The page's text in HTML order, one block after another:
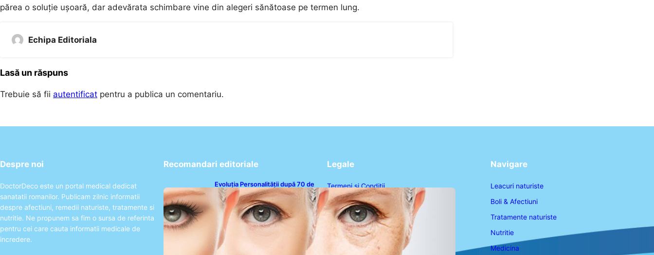
părea o soluție ușoară, dar adevărata schimbare vine din alegeri sănătoase pe termen lung.
Echipa Editoriala
Lasă un răspuns
Trebuie să fii autentificat pentru a publica un comentariu.
Despre noi
DoctorDeco este un portal medical dedicat
sanatatii romanilor. Publicam zilnic informatii
despre afectiuni, remedii naturiste, tratamente si
nutritie. Ne propunem sa fim o sursa de referinta
pentru cei care cauta informatii medicale de
incredere.
Recomandari editoriale
Evoluția Personalității după 70 de
Ani: Ce Revelații Ne Oferă Studiile
Psihologice
Legale
Termeni și Condiții
Politica de Confidențialitate
Politica de Cookies
Disclaimer
Navigare
Leacuri naturiste
Boli & Afectiuni
Tratamente naturiste
Nutritie
Medicina